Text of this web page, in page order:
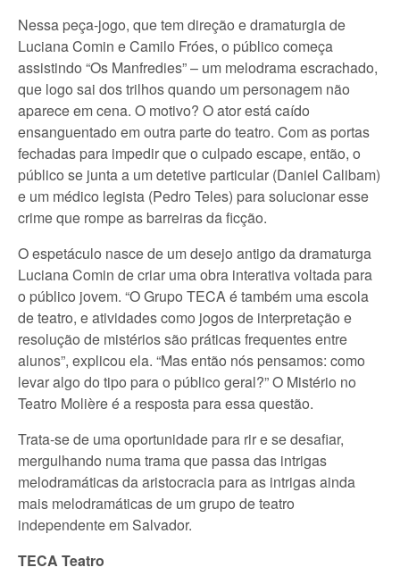
Nessa peça-jogo, que tem direção e dramaturgia de
Luciana Comin e Camilo Fróes, o público começa
assistindo “Os Manfredies” – um melodrama escrachado,
que logo sai dos trilhos quando um personagem não
aparece em cena. O motivo? O ator está caído
ensanguentado em outra parte do teatro. Com as portas
fechadas para impedir que o culpado escape, então, o
público se junta a um detetive particular (Daniel Calibam)
e um médico legista (Pedro Teles) para solucionar esse
crime que rompe as barreiras da ficção.
O espetáculo nasce de um desejo antigo da dramaturga
Luciana Comin de criar uma obra interativa voltada para
o público jovem. “O Grupo TECA é também uma escola
de teatro, e atividades como jogos de interpretação e
resolução de mistérios são práticas frequentes entre
alunos”, explicou ela. “Mas então nós pensamos: como
levar algo do tipo para o público geral?” O Mistério no
Teatro Molière é a resposta para essa questão.
Trata-se de uma oportunidade para rir e se desafiar,
mergulhando numa trama que passa das intrigas
melodramáticas da aristocracia para as intrigas ainda
mais melodramáticas de um grupo de teatro
independente em Salvador.
TECA Teatro